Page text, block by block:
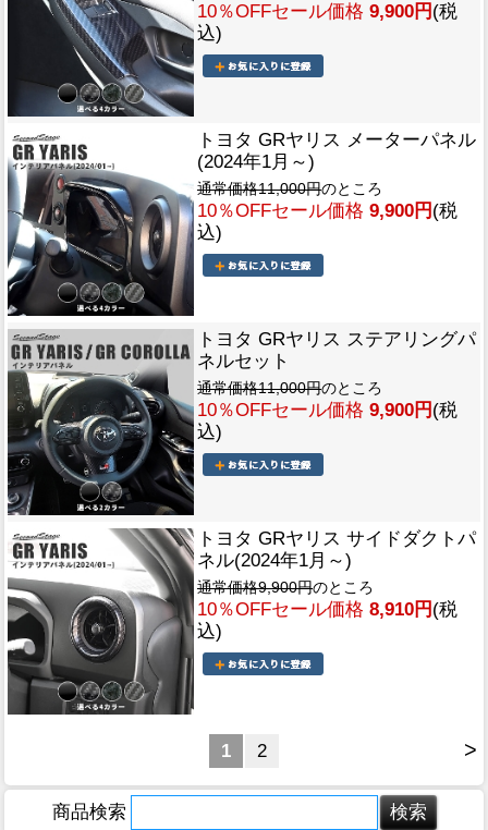
10％OFFセール価格 9,900円 (税
込)
トヨタ GRヤリス メーターパネル
(2024年1月～)
通常価格11,000円のところ
10％OFFセール価格 9,900円 (税
込)
トヨタ GRヤリス ステアリングパ
ネルセット
通常価格11,000円のところ
10％OFFセール価格 9,900円 (税
込)
トヨタ GRヤリス サイドダクトパ
ネル(2024年1月～)
通常価格9,900円のところ
10％OFFセール価格 8,910円 (税
込)
>
1 2
商品検索